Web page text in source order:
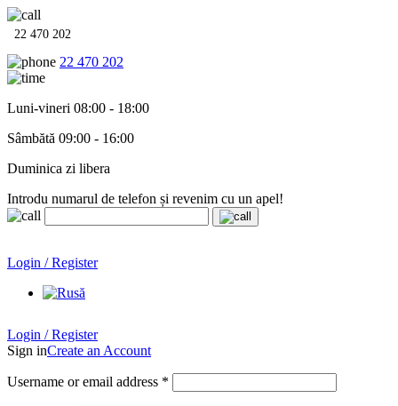
22 470 202
22 470 202
Luni-vineri 08:00 - 18:00
Sâmbătă 09:00 - 16:00
Duminica zi libera
Introdu numarul de telefon și revenim cu un apel!
Login / Register
Login / Register
Sign inCreate an Account
Username or email address *